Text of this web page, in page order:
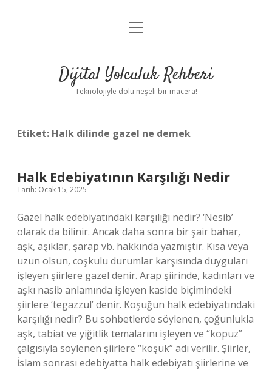
Anasayfa
Yasal Uyarı
menüyü
Dijital Yolculuk Rehberi
Teknolojiyle dolu neşeli bir macera!
Etiket: Halk dilinde gazel ne demek
Halk Edebiyatının Karşılığı Nedir
Tarih: Ocak 15, 2025
Gazel halk edebiyatındaki karşılığı nedir? ‘Nesib’
olarak da bilinir. Ancak daha sonra bir şair bahar,
aşk, aşıklar, şarap vb. hakkında yazmıştır. Kısa veya
uzun olsun, coşkulu durumlar karşısında duyguları
işleyen şiirlere gazel denir. Arap şiirinde, kadınları ve
aşkı nasib anlamında işleyen kaside biçimindeki
şiirlere ‘tegazzul’ denir. Koşuğun halk edebiyatındaki
karşılığı nedir? Bu sohbetlerde söylenen, çoğunlukla
aşk, tabiat ve yiğitlik temalarını işleyen ve “kopuz”
çalgısıyla söylenen şiirlere “koşuk” adı verilir. Şiirler,
İslam sonrası edebiyatta halk edebiyatı şiirlerine ve